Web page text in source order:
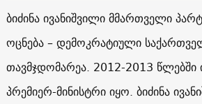
ბიძინა ივანიშვილი მმართველი
ოცნება – დემოკრატიული
თავმჯდომარეა. 2012-2013
პრემიერ-მინისტრი იყო. ბიძინა